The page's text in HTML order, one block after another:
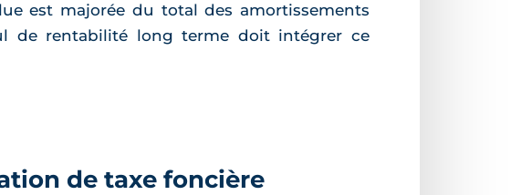
est majorée du total des amortissements
de rentabilité long terme doit intégrer ce
de taxe foncière